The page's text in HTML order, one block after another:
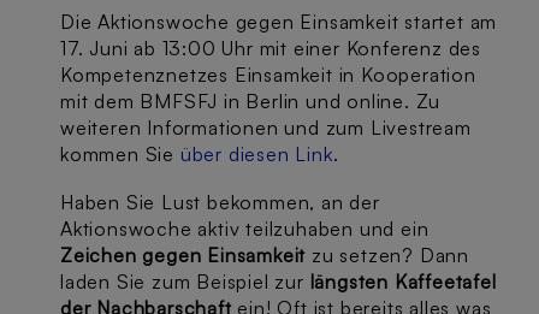
Die Aktionswoche gegen Einsamkeit startet am
17. Juni ab 13:00 Uhr mit einer Konferenz des
Kompetenznetzes Einsamkeit in Kooperation
mit dem BMFSFJ in Berlin und online. Zu
weiteren Informationen und zum Livestream
kommen Sie über diesen Link.
Haben Sie Lust bekommen, an der
Aktionswoche aktiv teilzuhaben und ein
Zeichen gegen Einsamkeit zu setzen? Dann
laden Sie zum Beispiel zur längsten Kaffeetafel
der Nachbarschaft ein! Oft ist bereits alles was